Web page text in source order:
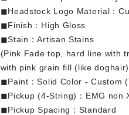
◼︎Headstock Logo Material：
◼︎Finish：High Gloss
◼︎Stain：Artisan Stains
(Pink Fade top, hard line with
with pink grain fill (like
◼︎Paint：Solid Color - Custom
◼︎Pickup (4-String)：EMG non
◼︎Pickup Spacing：Standard